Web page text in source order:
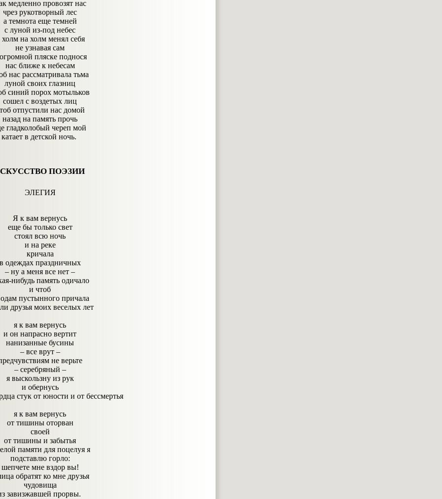
медленно провозят нас
чрез рукотворный лес
а темнота еще темней
с луной из-под небес
на холм менял себя
не узнавая сам
пляске поднося
нас ближе к небесам
нас рассматривала тьма
луной своих глазниц
синий порох мотыльков
сошел с воздетых лиц
отпустили нас домой
назад на память прочь
гладколобый череп мой
катает в детской ночь.
ПОЭЗИИ
ЭЛЕГИЯ
Я к вам вернусь
еще бы только свет
стоял всю ночь
и на реке
кричала
одеждах праздничных
– ну а меня все нет –
нибудь память одичало
и чтоб
пустынного причала
друзья моих веселых лет
я к вам вернусь
и он напрасно вертит
нанизанные бусины
– все врут –
не верьте
– серебряный –
я выскользну из рук
и обернусь
стук от юности и от бессмертья
я к вам вернусь
от тишины оторван
своей
от тишины и забытья
памяти для поцелуя я
подставлю горло:
шепчете мне вздор вы!
обратят ко мне друзья
чудовища
завизжавшей прорвы.